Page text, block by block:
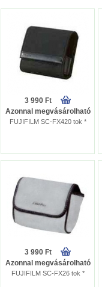
3 990 Ft
Azonnal megvásárolható
FUJIFILM SC-FX420 tok *
3 990 Ft
Azonnal megvásárolható
FUJIFILM SC-FX26 tok *